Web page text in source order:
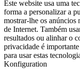
Este website usa uma
forma a personalizar a
mostrar-lhe os anúncios
de Internet. Também
resultados ou alinhar o
privacidade é
para usar estas
Konfiguration